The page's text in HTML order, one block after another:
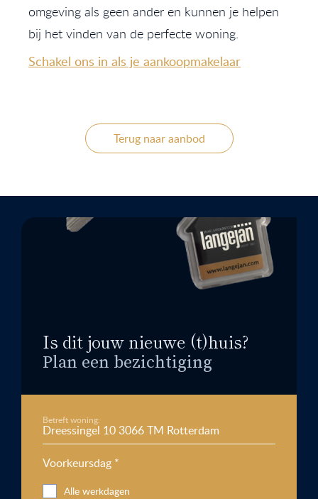
omgeving als geen ander en kunnen je helpen
bij het vinden van de perfecte woning.
Schakel ons in als je aankoopmakelaar
Terug naar aanbod
Is dit jouw nieuwe (t)huis?
Plan een bezichtiging
Betreft woning:
Voorkeursdag *
Alle werkdagen